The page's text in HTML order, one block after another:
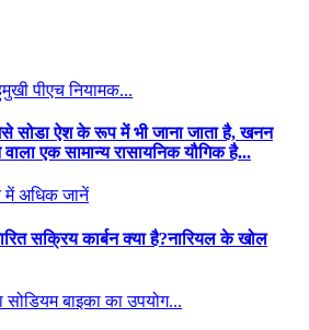
पीएच नियामक...
सोडा ऐश के रूप में भी जाना जाता है, खनन
वाला एक सामान्य रासायनिक यौगिक है...
में अधिक जानें
सक्रिय कार्बन क्या है?नारियल के खोल
सोडियम बाइका का उपयोग...